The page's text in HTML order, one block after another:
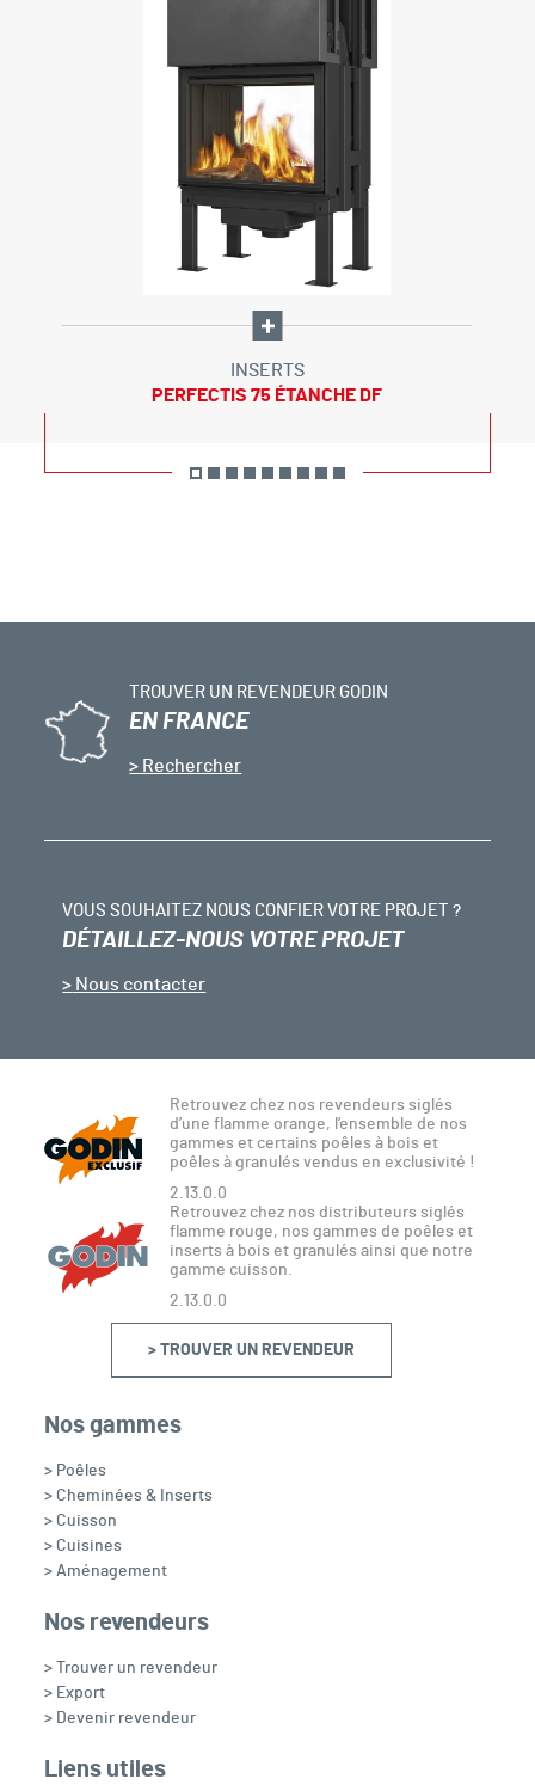
PERFECTIS 75 ÉTANCHE DF
INSERTS
TROUVER UN REVENDEUR GODIN
EN FRANCE
Rechercher
VOUS SOUHAITEZ NOUS CONFIER VOTRE PROJET ?
DÉTAILLEZ-NOUS VOTRE PROJET
Nous contacter
Retrouvez chez nos revendeurs siglés
d’une flamme orange, l’ensemble de nos
gammes et certains poêles à bois et
poêles à granulés vendus en exclusivité !
2.13.0.0
Retrouvez chez nos distributeurs siglés
flamme rouge, nos gammes de poêles et
inserts à bois et granulés ainsi que notre
gamme cuisson.
2.13.0.0
> TROUVER UN REVENDEUR
Nos gammes
> Poêles
> Cheminées & Inserts
> Cuisson
> Cuisines
> Aménagement
Nos revendeurs
> Trouver un revendeur
> Export
> Devenir revendeur
Liens utiles